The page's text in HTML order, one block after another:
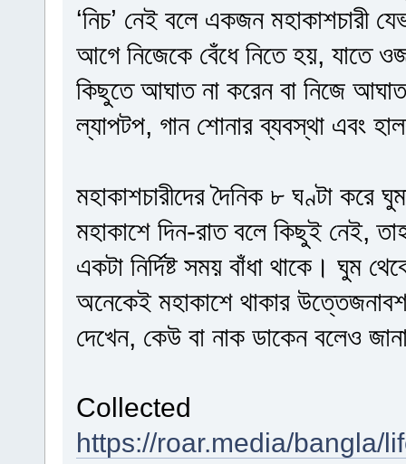
‘নিচ’ নেই বলে একজন মহাকাশচারী
আগে নিজেকে বেঁধে নিতে হয়, যাতে
কিছুতে আঘাত না করেন বা নিজে
ল্যাপটপ, গান শোনার ব্যবস্থা এবং
মহাকাশচারীদের দৈনিক ৮ ঘণ্টা
মহাকাশে দিন-রাত বলে কিছুই নেই,
একটা নির্দিষ্ট সময় বাঁধা থাকে। ঘুম
অনেকেই মহাকাশে থাকার
দেখেন, কেউ বা নাক ডাকেন বলেও
Collected
https://roar.media/bangla/